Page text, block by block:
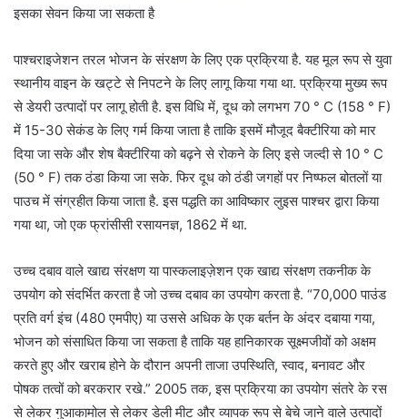
इसका सेवन किया जा सकता है
पाश्चराइजेशन तरल भोजन के संरक्षण के लिए एक प्रक्रिया है. यह मूल रूप से युवा
स्थानीय वाइन के खट्टे से निपटने के लिए लागू किया गया था. प्रक्रिया मुख्य रूप
से डेयरी उत्पादों पर लागू होती है. इस विधि में, दूध को लगभग 70 ° C (158 ° F)
में 15-30 सेकंड के लिए गर्म किया जाता है ताकि इसमें मौजूद बैक्टीरिया को मार
दिया जा सके और शेष बैक्टीरिया को बढ़ने से रोकने के लिए इसे जल्दी से 10 ° C
(50 ° F) तक ठंडा किया जा सके. फिर दूध को ठंडी जगहों पर निष्फल बोतलों या
पाउच में संग्रहीत किया जाता है. इस पद्धति का आविष्कार लुइस पाश्चर द्वारा किया
गया था, जो एक फ्रांसीसी रसायनज्ञ, 1862 में था.
उच्च दबाव वाले खाद्य संरक्षण या पास्कलाइज़ेशन एक खाद्य संरक्षण तकनीक के
उपयोग को संदर्भित करता है जो उच्च दबाव का उपयोग करता है. “70,000 पाउंड
प्रति वर्ग इंच (480 एमपीए) या उससे अधिक के एक बर्तन के अंदर दबाया गया,
भोजन को संसाधित किया जा सकता है ताकि यह हानिकारक सूक्ष्मजीवों को अक्षम
करते हुए और खराब होने के दौरान अपनी ताजा उपस्थिति, स्वाद, बनावट और
पोषक तत्वों को बरकरार रखे.” 2005 तक, इस प्रक्रिया का उपयोग संतरे के रस
से लेकर गुआकामोल से लेकर डेली मीट और व्यापक रूप से बेचे जाने वाले उत्पादों